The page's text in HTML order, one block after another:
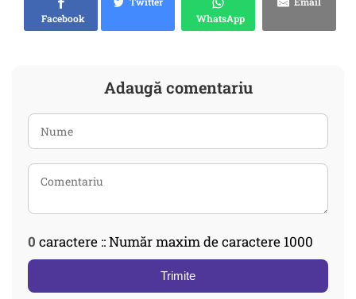
Facebook
WhatsApp
Adaugă comentariu
0 caractere :: Număr maxim de caractere 1000
Trimite